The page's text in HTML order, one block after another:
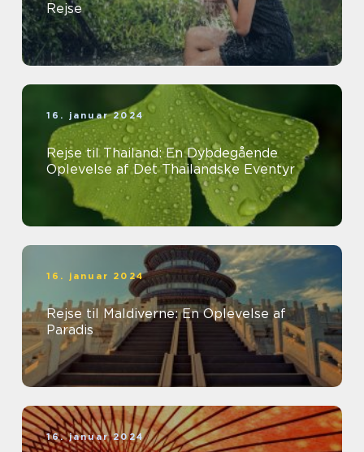
Rejse
16. januar 2024
Rejse til Thailand: En Dybdegående
Oplevelse af Det Thailandske Eventyr
16. januar 2024
Rejse til Maldiverne: En Oplevelse af
Paradis
16. januar 2024